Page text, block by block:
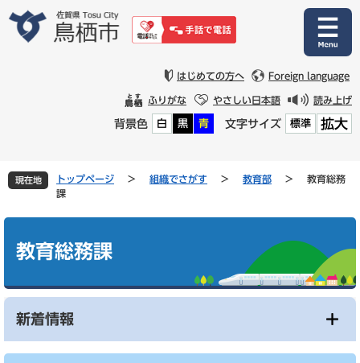
文
はじめての方へ Foreign language
ふりがな やさしい日本語 読み上げ
背景色 白 黒 青 文字サイズ 標準 拡大
現在地 トップページ > 組織でさがす > 教育部 >
教育総務
課
教育総務課
新着情報